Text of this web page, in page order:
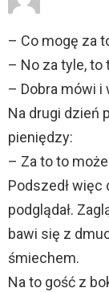
– Co mogę za
– No za tyle, to
– Dobra mówi i
Na drugi dzień
pieniędzy:
– Za to to
Podszedł więc
podglądał.
bawi się z
śmiechem.
Na to gość z